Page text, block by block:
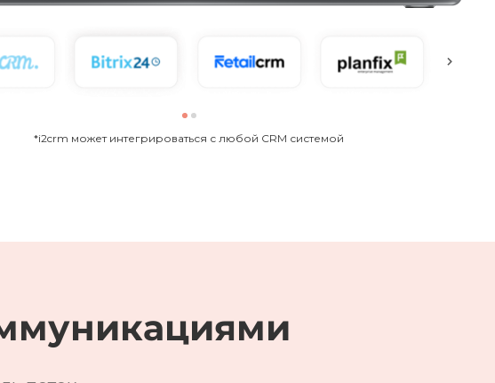
*i2crm может интегрироваться с любой CRM системой